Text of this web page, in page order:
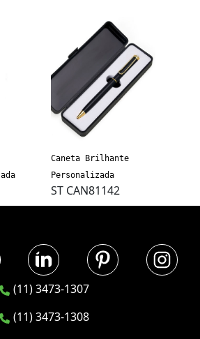
Caneta Brilhante
Personalizada
ST CAN81142
(11) 3473-1307
(11) 3473-1308